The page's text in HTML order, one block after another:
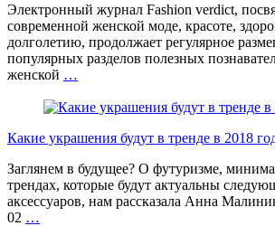
Электронный журнал Fashion verdict,
современной женской моде, красоте,
долголетию, продолжает регулярное
популярных разделов полезных
женской …
Какие украшения будут в тренде в 2018
Заглянем в будущее? О футуризме,
трендах, которые будут актуальны
аксессуаров, нам рассказала Анна
02 …